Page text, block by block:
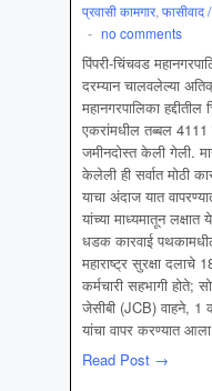
प्रवासी कामगार, फासीवाद
- no comments
पिंपरी-चिंचवड
दरम्यान चालवलेल्या
महानगरपालिका
एकरांमधील तब्बल
जमीनदोस्त केली गेली.
केलेली ही सर्वात मोठी
याचा अंदाज यात
यांच्या माध्यमातून
धडक कारवाई
महाराष्ट्र सुरक्षा
कर्मचारी सहभागी
जेसीबी (JCB) वाहने,
यांचा वापर करण्यात
Read Post →